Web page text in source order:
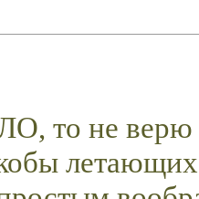
то не
летающих